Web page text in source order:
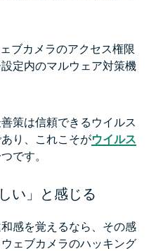
ブカメラのアクセス権限
定内のマルウェア対策機
策は信頼できるウイルス
り、これこそがウイルス
です。
い」と感じる
感を覚えるなら、その感
ェブカメラのハッキング